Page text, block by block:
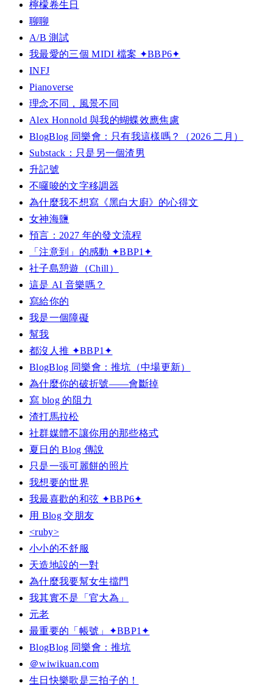
檸檬卷生日
聊聊
A/B 測試
我最愛的三個 MIDI 檔案 ✦BBP6✦
INFJ
Pianoverse
理念不同，風景不同
Alex Honnold 與我的蝴蝶效應焦慮
BlogBlog 同樂會：只有我這樣嗎？（2026 二月）
Substack：只是另一個渣男
升記號
不囉唆的文字移調器
為什麼我不想寫《黑白大廚》的心得文
女神海鹽
預言：2027 年的發文流程
「注意到」的感動 ✦BBP1✦
社子島憩遊（Chill）
這是 AI 音樂嗎？
寫給你的
我是一個障礙
幫我
都沒人推 ✦BBP1✦
BlogBlog 同樂會：推坑（中場更新）
為什麼你的破折號——會斷掉
寫 blog 的阻力
渣打馬拉松
社群媒體不讓你用的那些格式
夏日的 Blog 傳說
只是一張可麗餅的照片
我想要的世界
我最喜歡的和弦 ✦BBP6✦
用 Blog 交朋友
<ruby>
小小的不舒服
天造地設的一對
為什麼我要幫女生擋門
我其實不是「官大為」
元老
最重要的「帳號」✦BBP1✦
BlogBlog 同樂會：推坑
＠wiwikuan.com
生日快樂歌是三拍子的！